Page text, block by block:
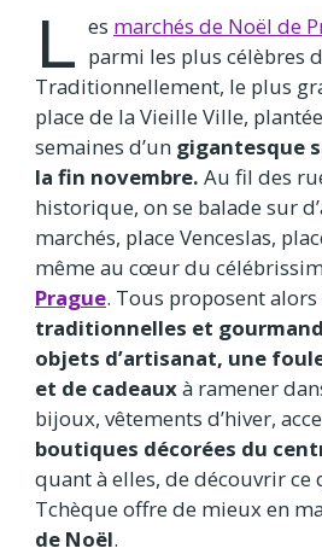
L es marchés de Noël de
parmi les plus célèbres
Traditionnellement, le plus
place de la Vieille Ville,
semaines d’un gigantesque
la fin novembre. Au fil des
historique, on se balade sur
marchés, place Venceslas,
même au cœur du
Prague. Tous proposent alors
traditionnelles et
objets d’artisanat, une
et de cadeauxà ramener
bijoux, vêtements d’hiver,
boutiques décorées du
quant à elles, de découvrir ce
Tchèque offre de mieux en
de Noël.